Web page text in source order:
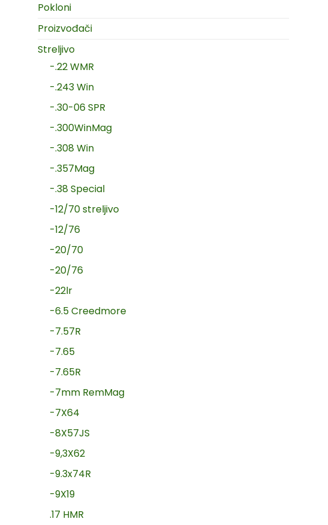
Pokloni
Proizvođači
Streljivo
-.22 WMR
-.243 Win
-.30-06 SPR
-.300WinMag
-.308 Win
-.357Mag
-.38 Special
-12/70 streljivo
-12/76
-20/70
-20/76
-22lr
-6.5 Creedmore
-7.57R
-7.65
-7.65R
-7mm RemMag
-7X64
-8X57JS
-9,3X62
-9.3x74R
-9X19
.17 HMR